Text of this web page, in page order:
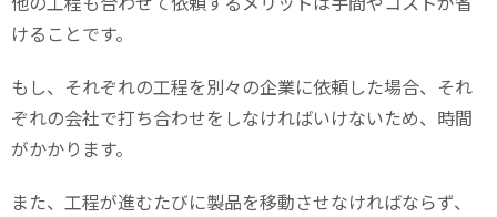
けることです。
もし、それぞれの工程を別々の企業に依頼した場合、それ
ぞれの会社で打ち合わせをしなければいけないため、時間
がかかります。
また、工程が進むたびに製品を移動させなければならず、